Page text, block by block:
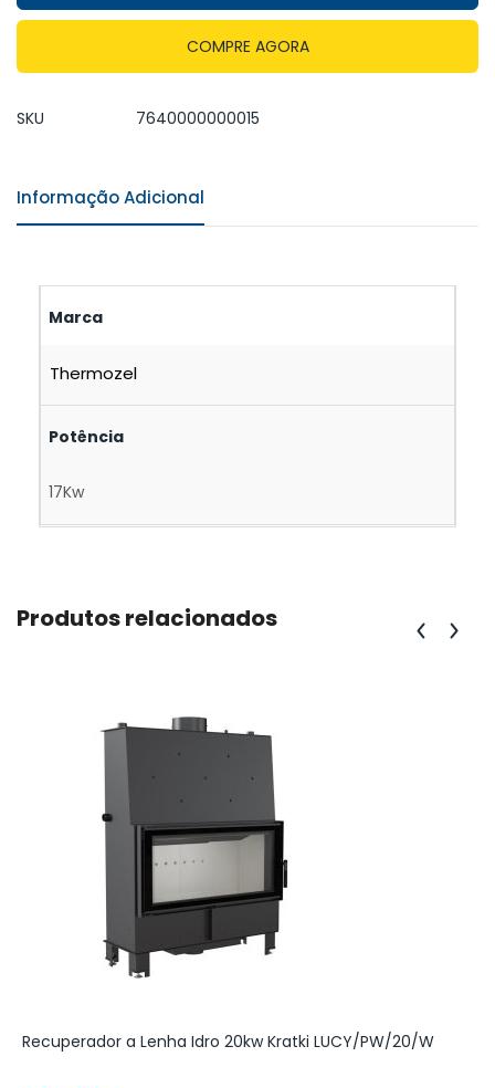
COMPRE AGORA
SKU 7640000000015
Informação Adicional
Marca
Thermozel
Potência
17Kw
Produtos relacionados
Recuperador a Lenha Idro 20kw Kratki LUCY/PW/20/W